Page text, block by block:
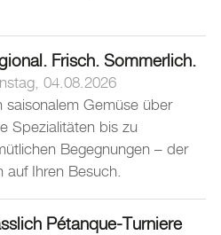
Frisch. Sommerlich.
04.08.2026
saisonalem Gemüse über
Spezialitäten bis zu
Begegnungen – der
auf Ihren Besuch.
Pétanque-Turniere